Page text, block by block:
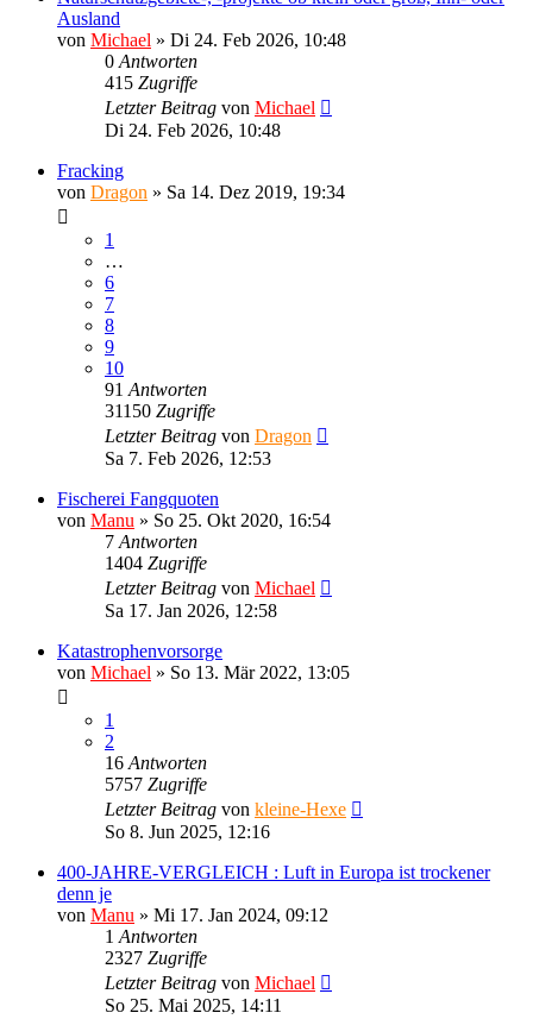
Ausland
von Michael » Di 24. Feb 2026, 10:48
0 Antworten
415 Zugriffe
Letzter Beitrag von Michael
Di 24. Feb 2026, 10:48
Fracking
von Dragon » Sa 14. Dez 2019, 19:34
1
…
6
7
8
9
10
91 Antworten
31150 Zugriffe
Letzter Beitrag von Dragon
Sa 7. Feb 2026, 12:53
Fischerei Fangquoten
von Manu » So 25. Okt 2020, 16:54
7 Antworten
1404 Zugriffe
Letzter Beitrag von Michael
Sa 17. Jan 2026, 12:58
Katastrophenvorsorge
von Michael » So 13. Mär 2022, 13:05
1
2
16 Antworten
5757 Zugriffe
Letzter Beitrag von kleine-Hexe
So 8. Jun 2025, 12:16
400-JAHRE-VERGLEICH : Luft in Europa ist trockener
denn je
von Manu » Mi 17. Jan 2024, 09:12
1 Antworten
2327 Zugriffe
Letzter Beitrag von Michael
So 25. Mai 2025, 14:11